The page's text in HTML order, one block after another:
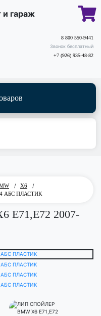
и гараж
8 800 550-9441
Звонок бесплатный
+7 (926) 935-48-82
/ X6
/
АБС ПЛАСТИК
2007-